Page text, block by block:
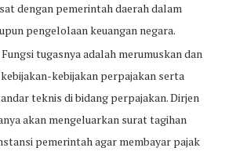
dengan pemerintah daerah dalam
pengelolaan keuangan negara.
Fungsi tugasnya adalah merumuskan dan
kebijakan perpajakan serta
teknis di bidang perpajakan. Dirjen
akan mengeluarkan surat tagihan
pemerintah agar membayar pajak